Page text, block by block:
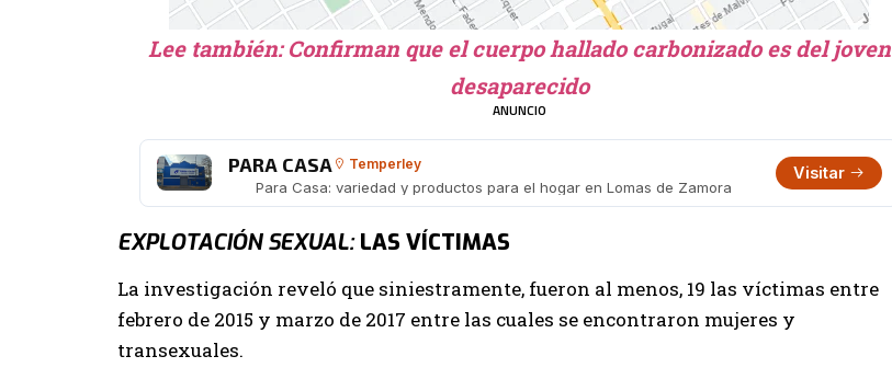
Lee también:Confirman que el cuerpo hallado carbonizado es del joven
desaparecido
ANUNCIO
PARA CASA Temperley
Para Casa: variedad y productos para el hogar en Lomas de Zamora
Visitar
EXPLOTACIÓN SEXUAL:LAS VÍCTIMAS
La investigación reveló que siniestramente, fueron al menos, 19 las víctimas entre
febrero de 2015 y marzo de 2017 entre las cuales se encontraron mujeres y
transexuales.